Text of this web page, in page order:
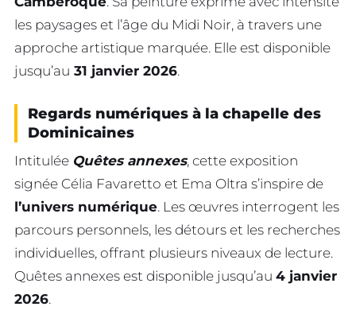
les paysages et l’âge du Midi Noir, à travers une
approche artistique marquée. Elle est disponible
jusqu’au 31 janvier 2026.
Regards numériques à la chapelle des
Dominicaines
Intitulée Quêtes annexes, cette exposition
signée Célia Favaretto et Ema Oltra s’inspire de
l’univers numérique. Les œuvres interrogent les
parcours personnels, les détours et les recherches
individuelles, offrant plusieurs niveaux de lecture.
Quêtes annexes est disponible jusqu’au 4 janvier
2026.